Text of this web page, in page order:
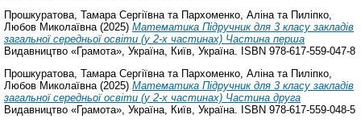
Прошкуратова, Тамара Сергіївната Пархоменко, Аліната Пиліпко,
Любов Миколаївна(2025) Математика Підручник для 3 класу закладів
загальної середньої освіти (у 2-х частинах) Частина перша
Видавництво «Грамота», Україна, Київ, Україна. ISBN 978-617-559-047-8
Прошкуратова, Тамара Сергіївната Пархоменко, Аліната Пиліпко,
Любов Миколаївна(2025) Математика Підручник для 3 класу закладів
загальної середньої освіти (у 2-х частинах) Частина друга
Видавництво «Грамота», Україна, Київ, Україна. ISBN 978-617-559-048-5